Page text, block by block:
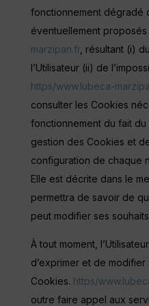
fonctionnement dégradé
éventuellement proposés
marzipan.fr, résultant (i)
l’Utilisateur (ii) de
https/www.lubeca-
consulter les Cookies
fonctionnement du fait du
gestion des Cookies et
configuration de chaque
Elle est décrite dans le
permettra de savoir de
peut modifier ses
À tout moment,
d’exprimer et de
Cookies. https/
outre faire appel aux